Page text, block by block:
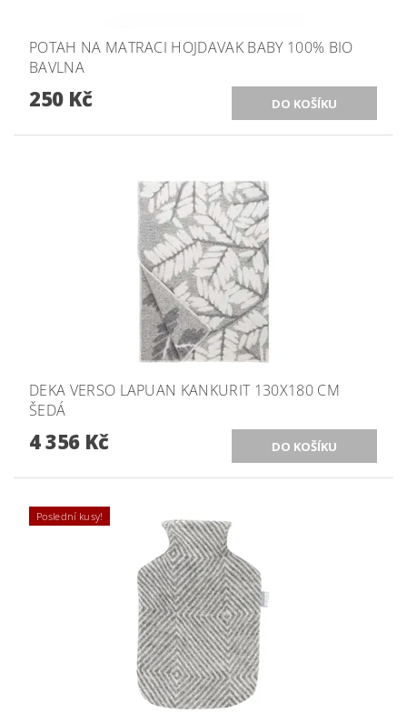
POTAH NA MATRACI HOJDAVAK BABY 100% BIO
BAVLNA
250 Kč
DEKA VERSO LAPUAN KANKURIT 130X180 CM
ŠEDÁ
4 356 Kč
Poslední kusy!